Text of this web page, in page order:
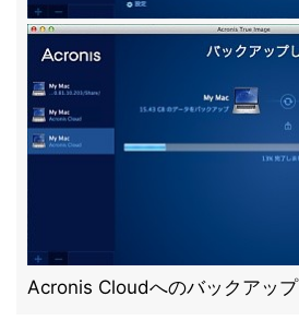
Acronis Cloudへのバックアップ